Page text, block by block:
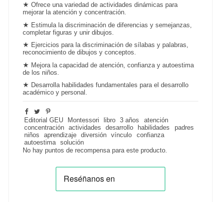
★ Ofrece una variedad de actividades dinámicas para
mejorar laatención y concentración.
★ Estimula la discriminación de diferencias y semejanzas,
completar figuras y unir dibujos.
★ Ejercicios para la discriminación de sílabas y palabras,
reconocimiento de dibujos y conceptos.
★ Mejora la capacidad de atención, confianza y autoestima
de los niños.
★ Desarrolla habilidades fundamentales para el desarrollo
académico y personal.
Editorial GEU Montessori libro 3 años
atención
concentración
actividades desarrollo habilidades
padres
niños
aprendizaje diversión vínculo
confianza
autoestima
solución
No hay puntos de recompensa para este producto.